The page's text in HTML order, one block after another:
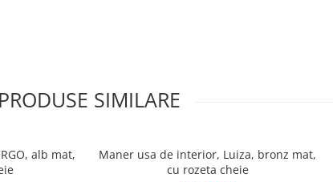
PRODUSE SIMILARE
alb mat,
Maner usa de interior, Luiza, bronz mat,
cu rozeta cheie